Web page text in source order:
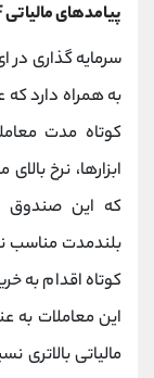
پیامدهای مالیاتی ETF ‌های اهرمی
سرمایه ‌گذاری
به همراه دارد
کوتاه‌ مدت
ابزارها، نرخ
که این صندوق
بلندمدت مناسب
کوتاه اقدام به
این معاملات به
مالیاتی